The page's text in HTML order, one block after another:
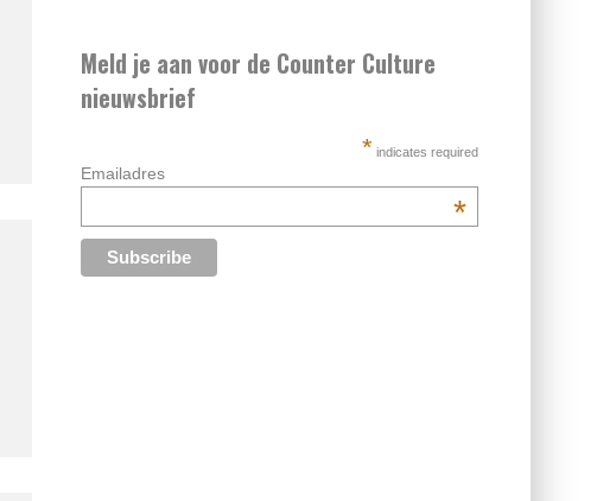
Meld je aan voor de Counter Culture
nieuwsbrief
* indicates required
Emailadres
*